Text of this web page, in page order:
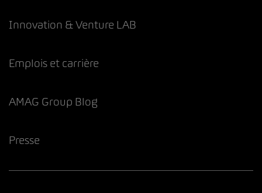
Innovation & Venture LAB
Emplois et carrière
AMAG Group Blog
Presse